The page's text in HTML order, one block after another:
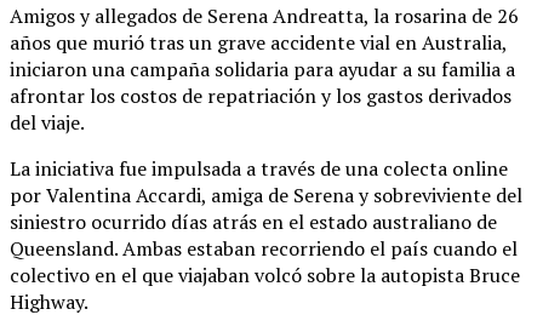
Amigos y allegados de Serena Andreatta, la rosarina de 26
años que murió tras un grave accidente vial en Australia,
iniciaron una campaña solidaria para ayudar a su familia a
afrontar los costos de repatriación y los gastos derivados
del viaje.
La iniciativa fue impulsada a través de una colecta online
por Valentina Accardi, amiga de Serena y sobreviviente del
siniestro ocurrido días atrás en el estado australiano de
Queensland. Ambas estaban recorriendo el país cuando el
colectivo en el que viajaban volcó sobre la autopista Bruce
Highway.